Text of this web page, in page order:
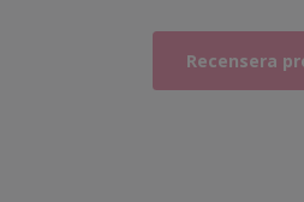
Recensera